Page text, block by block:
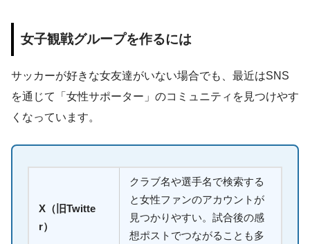
女子観戦グループを作るには
サッカーが好きな女友達がいない場合でも、最近はSNS
を通じて「女性サポーター」のコミュニティを見つけやす
くなっています。
X（旧Twitte
r）
クラブ名や選手名で検索する
と女性ファンのアカウントが
見つかりやすい。試合後の感
想ポストでつながることも多